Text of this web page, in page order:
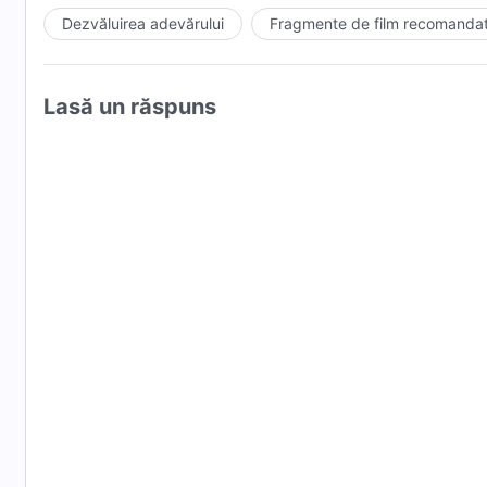
Dezvăluirea adevărului Fragmente de film
Lasă un răspuns